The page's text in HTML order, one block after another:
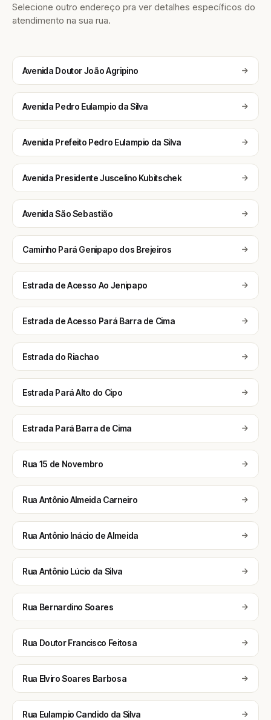
Selecione outro endereço pra ver detalhes específicos do
atendimento na sua rua.
Avenida Doutor João Agripino
Avenida Pedro Eulampio da Silva
Avenida Prefeito Pedro Eulampio da Silva
Avenida Presidente Juscelino Kubitschek
Avenida São Sebastião
Caminho Pará Genipapo dos Brejeiros
Estrada de Acesso Ao Jenipapo
Estrada de Acesso Pará Barra de Cima
Estrada do Riachao
Estrada Pará Alto do Cipo
Estrada Pará Barra de Cima
Rua 15 de Novembro
Rua Antônio Almeida Carneiro
Rua Antônio Inácio de Almeida
Rua Antônio Lúcio da Silva
Rua Bernardino Soares
Rua Doutor Francisco Feitosa
Rua Elviro Soares Barbosa
Rua Eulampio Candido da Silva